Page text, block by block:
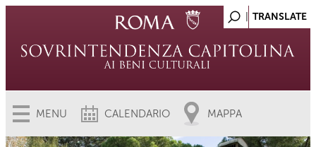
MENU CALENDARIO MAPPA